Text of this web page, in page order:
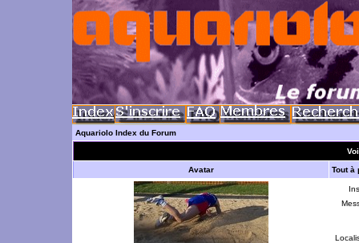
Aquariolo Index du Forum
Avatar Tout à